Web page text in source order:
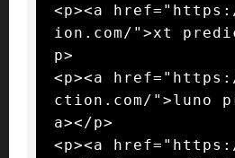
<p><a
ion.com/">xt
p>
<p><a
ction.com/">luno
a></p>
<p><a